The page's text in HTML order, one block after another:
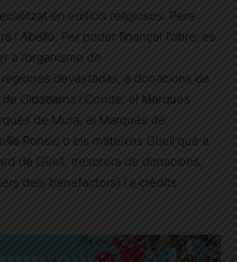
en edificis religiosos. Pere
i Abelló. Per poder finançar l’obre, es
a l’organisme de
devastadas, a donacions de
Oldabarria i Conde, el Marqués
de Mura, el Marqués de
Ponsic o els mateixos Güell que a
de Güell, tresorera de donacions,
dels benefactors) i a crèdits